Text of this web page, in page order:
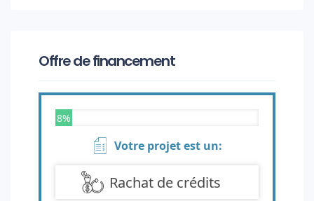
Offre de financement